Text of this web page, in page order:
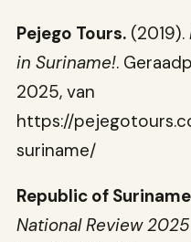
Pejego Tours. (2019).
in Suriname!.
2025, van
https://
suriname/
Republic of
National Review 2025